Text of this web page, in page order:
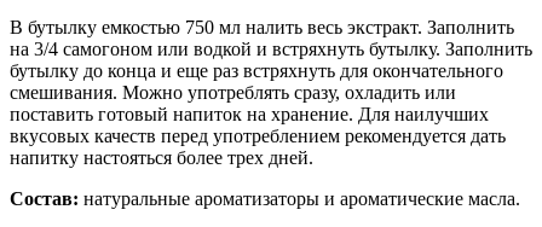
В бутылку емкостью 750 мл налить весь экстракт. Заполнить
на 3/4 самогоном или водкой и встряхнуть бутылку. Заполнить
бутылку до конца и еще раз встряхнуть для окончательного
смешивания. Можно употреблять сразу, охладить или
поставить готовый напиток на хранение. Для наилучших
вкусовых качеств перед употреблением рекомендуется дать
напитку настояться более трех дней.
Состав: натуральные ароматизаторы и ароматические масла.